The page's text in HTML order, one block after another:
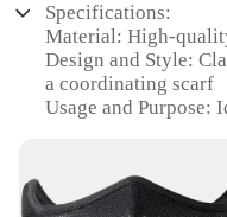
Specifications:
Material: High-
Design and Style:
a coordinating scarf
Usage and Purpose:
Performance and
cold weather
Shape or Size: One